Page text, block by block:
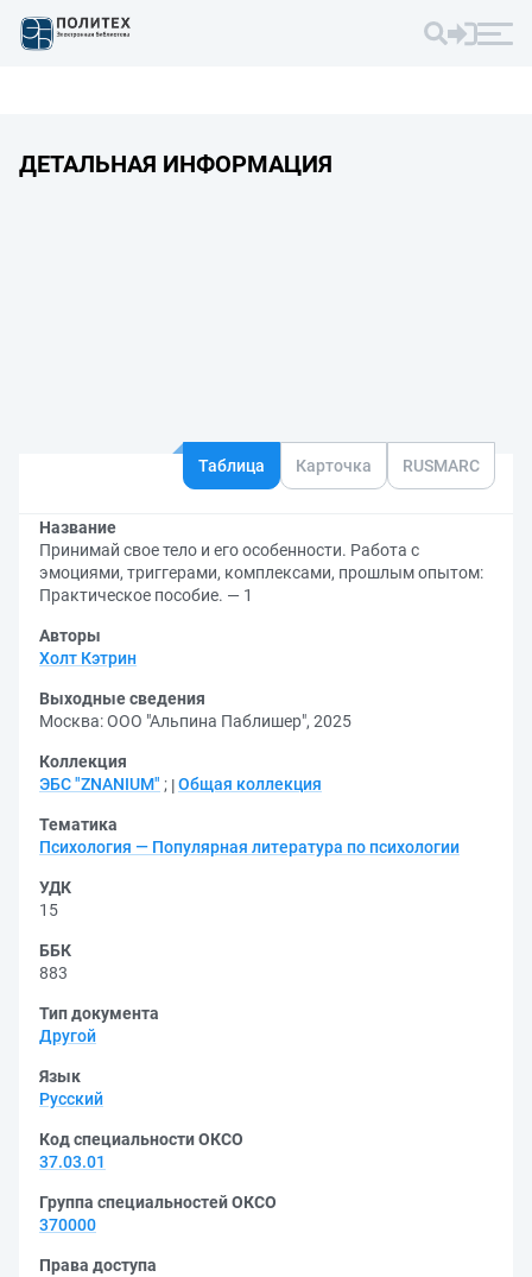
ДЕТАЛЬНАЯ ИНФОРМАЦИЯ
Таблица Карточка RUSMARC
Название
Принимай свое тело и его особенности. Работа с
эмоциями, триггерами, комплексами, прошлым опытом:
Практическое пособие. — 1
Авторы
Холт Кэтрин
Выходные сведения
Москва: ООО "Альпина Паблишер", 2025
Коллекция
ЭБС "ZNANIUM" ; Общая коллекция
Тематика
Психология — Популярная литература по психологии
УДК
15
ББК
883
Тип документа
Другой
Язык
Русский
Код специальности ОКСО
37.03.01
Группа специальностей ОКСО
370000
Права доступа